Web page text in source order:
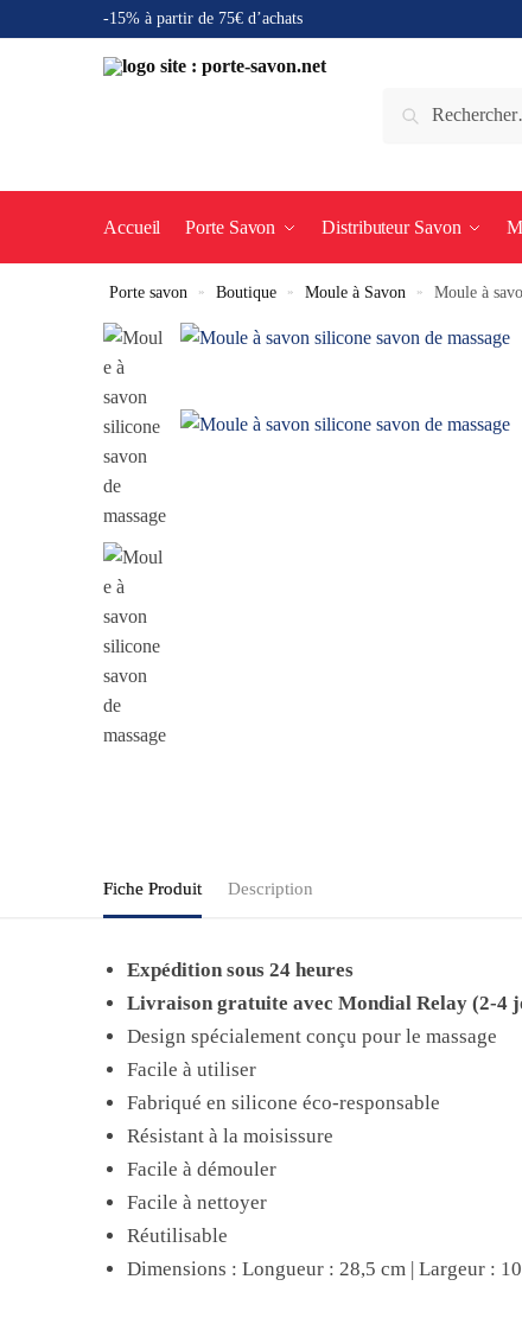
-15% à partir de 75€ d’achats
Accueil Porte Savon Distributeur Savon
Porte savon » Boutique » Moule à Savon » Moule à
Fiche Produit Description
Expédition sous 24 heures
Livraison gratuite avec Mondial Relay (2-4
Design spécialement conçu pour le massage
Facile à utiliser
Fabriqué en silicone éco-responsable
Résistant à la moisissure
Facile à démouler
Facile à nettoyer
Réutilisable
Dimensions : Longueur : 28,5 cm | Largeur :